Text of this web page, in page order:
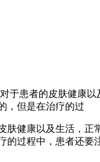
患者的皮肤健康
，但是在治疗的过
健康以及生活，
过程中，患者还